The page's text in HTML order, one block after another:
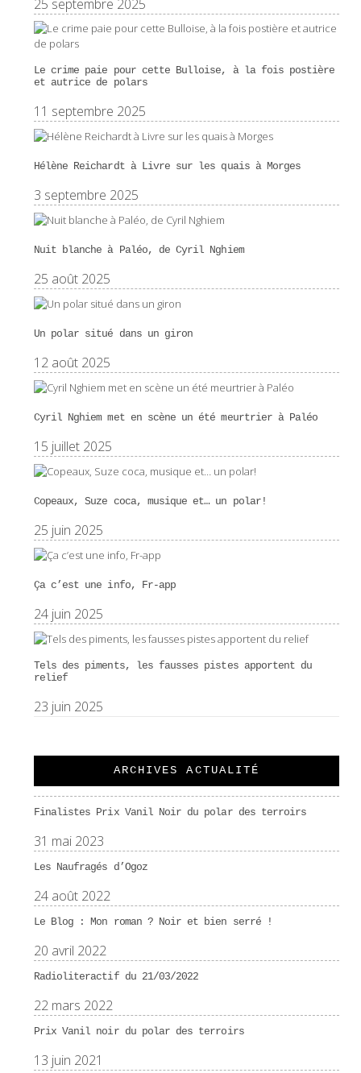
25 septembre 2025
Le crime paie pour cette Bulloise, à la fois postière
et autrice de polars
11 septembre 2025
Hélène Reichardt à Livre sur les quais à Morges
3 septembre 2025
Nuit blanche à Paléo, de Cyril Nghiem
25 août 2025
Un polar situé dans un giron
12 août 2025
Cyril Nghiem met en scène un été meurtrier à Paléo
15 juillet 2025
Copeaux, Suze coca, musique et… un polar!
25 juin 2025
Ça c’est une info, Fr-app
24 juin 2025
Tels des piments, les fausses pistes apportent du
relief
23 juin 2025
ARCHIVES ACTUALITÉ
Finalistes Prix Vanil Noir du polar des terroirs
31 mai 2023
Les Naufragés d’Ogoz
24 août 2022
Le Blog : Mon roman ? Noir et bien serré !
20 avril 2022
Radioliteractif du 21/03/2022
22 mars 2022
Prix Vanil noir du polar des terroirs
13 juin 2021